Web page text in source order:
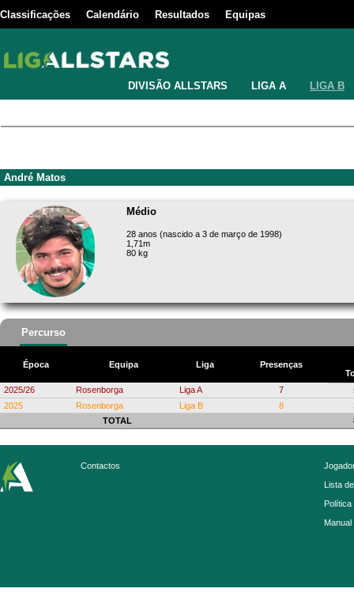
Classificações Calendário Resultados Equipas
DIVISÃO ALLSTARS LIGA A LIGA B
André Matos
Médio
28 anos (nascido a 3 de março de 1998)
1,71m
80 kg
Percurso
Época Equipa Liga
Presenças
2025/26
Rosenborga Liga A 7
2025
Rosenborga Liga B 8
TOTAL
Contactos
Lista
Política